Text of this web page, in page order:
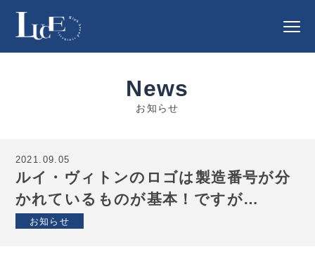
News
お知らせ
2021.09.05
ルイ・ヴィトンのロゴは製造番号が分
かれているものが基本！ですが…
お知らせ